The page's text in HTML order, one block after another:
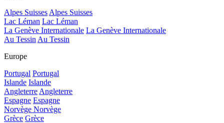
Alpes Suisses Alpes Suisses
Lac Léman Lac Léman
La Genève Internationale La Genève Internationale
Au Tessin Au Tessin
Europe
Portugal Portugal
Islande Islande
Angleterre Angleterre
Espagne Espagne
Norvège Norvège
Grèce Grèce